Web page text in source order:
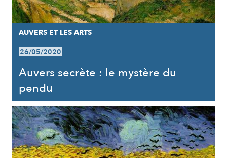
AUVERS ET LES ARTS
26/05/2020
Auvers secrète : le mystère du
pendu